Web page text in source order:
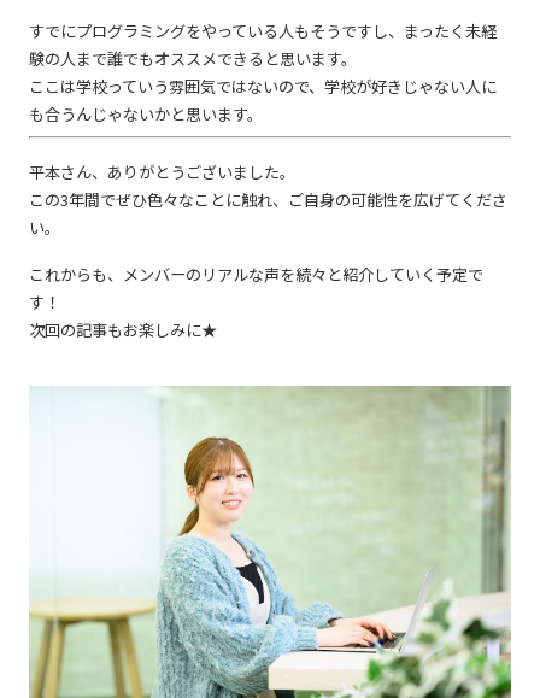
すでにプログラミングをやっている人もそうですし、まったく未経
験の人まで誰でもオススメできると思います。
ここは学校っていう雰囲気ではないので、学校が好きじゃない人に
も合うんじゃないかと思います。
平本さん、ありがとうございました。
この3年間でぜひ色々なことに触れ、ご自身の可能性を広げてくださ
い。
これからも、メンバーのリアルな声を続々と紹介していく予定で
す！
次回の記事もお楽しみに★